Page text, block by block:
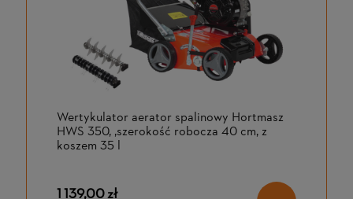
Wertykulator aerator spalinowy Hortmasz
HWS 350, ,szerokość robocza 40 cm, z
koszem 35 l
1 139,00 zł